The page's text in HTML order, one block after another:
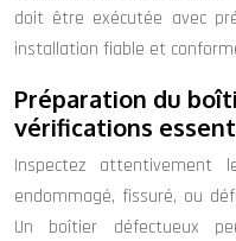
doit être exécutée avec
installation fiable et
Préparation du
vérifications
Inspectez attentivement
endommagé, fissuré, ou
Un boîtier défectueux